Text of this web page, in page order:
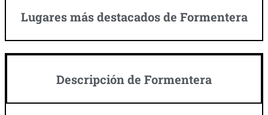
Lugares más destacados de Formentera
Descripción de Formentera